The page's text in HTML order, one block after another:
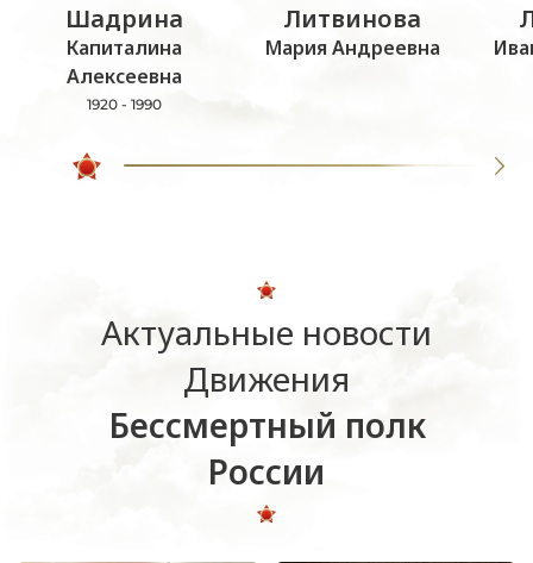
Шадрина
Капиталина
Алексеевна
1920 - 1990
Литвинова
Мария Андреевна
Актуальные новости
Движения
Бессмертный полк
России